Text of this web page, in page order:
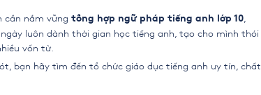
cần nắm vững tổng hợp ngữ pháp tiếng anh lớp 10
luôn dành thời gian học tiếng anh, tạo cho mình thói
vốn từ.
bạn hãy tìm đến tổ chức giáo dục tiếng anh uy tín, chất